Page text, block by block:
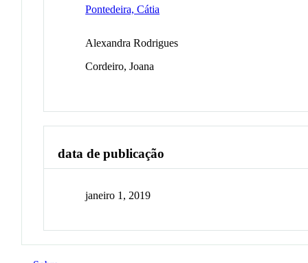
Pontedeira, Cátia
Alexandra Rodrigues
Cordeiro, Joana
data de publicação
janeiro 1, 2019